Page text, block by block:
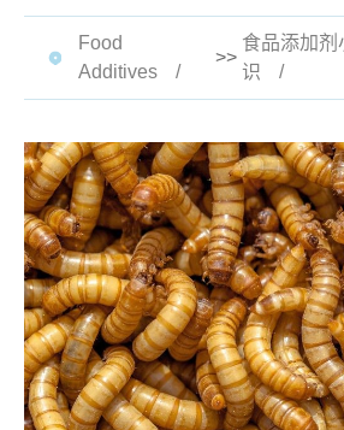
Food
Additives
>>
食品添加剂
识